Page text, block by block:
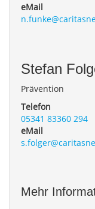
eMail
Stefan
Prävention
Telefon
05341 83360 294
eMail
Mehr